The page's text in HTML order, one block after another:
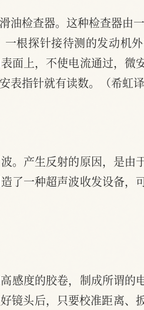
油检查器。这种检查器由
根探针接待测的发动机
面上，不使电流通过，微
指针就有读数。（希虹译
。产生反射的原因，是由
了一种超声波收发设备，
度的胶卷，制成所谓的
镜头后，只要校准距离、